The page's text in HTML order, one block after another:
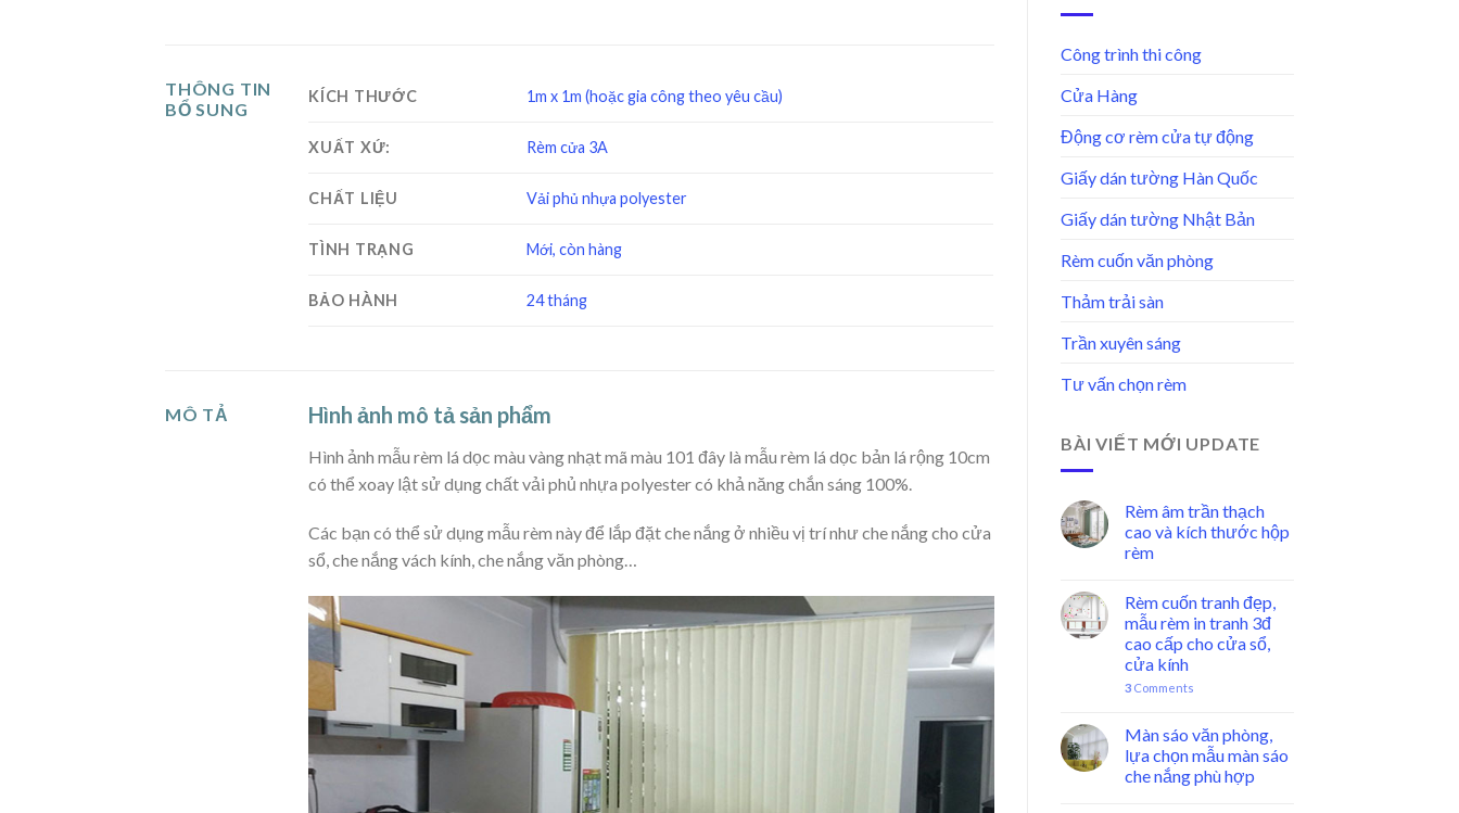
Công trình thi công
Cửa Hàng
Động cơ rèm cửa tự động
Giấy dán tường Hàn Quốc
Giấy dán tường Nhật Bản
Rèm cuốn văn phòng
Thảm trải sàn
Trần xuyên sáng
Tư vấn chọn rèm
BÀI VIẾT MỚI UPDATE
Rèm âm trần thạch
cao và kích thước hộp
rèm
Rèm cuốn tranh đẹp,
mẫu rèm in tranh 3đ
cao cấp cho cửa sổ,
cửa kính
3 Comments
Màn sáo văn phòng,
lựa chọn mẫu màn sáo
che nắng phù hợp
THÔNG TIN
BỔ SUNG
KÍCH THƯỚC 1m x 1m (hoặc gia công theo yêu cầu)
XUẤT XỨ: Rèm cửa 3A
CHẤT LIỆU Vải phủ nhựa polyester
TÌNH TRẠNG Mới, còn hàng
BẢO HÀNH 24 tháng
MÔ TẢ Hình ảnh mô tả sản phẩm
Hình ảnh mẫu rèm lá dọc màu vàng nhạt mã màu 101 đây là mẫu rèm lá dọc bản lá rộng 10cm
có thể xoay lật sử dụng chất vải phủ nhựa polyester có khả năng chắn sáng 100%.
Các bạn có thể sử dụng mẫu rèm này để lắp đặt che nắng ở nhiều vị trí như che nắng cho cửa
sổ, che nắng vách kính, che nắng văn phòng…